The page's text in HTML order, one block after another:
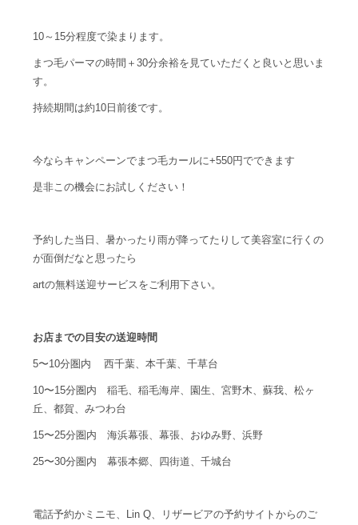
10～15分程度で染まります。
まつ毛パーマの時間＋30分余裕を見ていただくと良いと思いま
す。
持続期間は約10日前後です。
今ならキャンペーンでまつ毛カールに+550円でできます
是非この機会にお試しください！
予約した当日、暑かったり雨が降ってたりして美容室に行くの
が面倒だなと思ったら
artの無料送迎サービスをご利用下さい。
お店までの目安の送迎時間
5〜10分圏内 西千葉、本千葉、千草台
10〜15分圏内 稲毛、稲毛海岸、園生、宮野木、蘇我、松ヶ
丘、都賀、みつわ台
15〜25分圏内 海浜幕張、幕張、おゆみ野、浜野
25〜30分圏内 幕張本郷、四街道、千城台
電話予約かミニモ、Lin Q、リザービアの予約サイトからのご